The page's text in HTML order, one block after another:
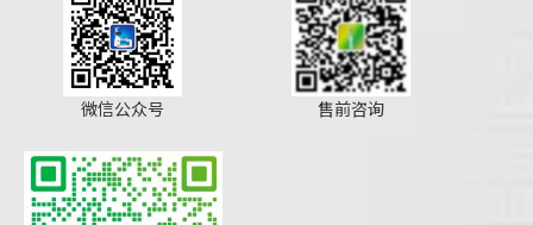
微信公众号 售前咨询